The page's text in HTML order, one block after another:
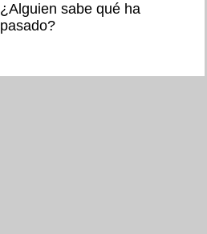
¿Alguien sabe qué ha
pasado?